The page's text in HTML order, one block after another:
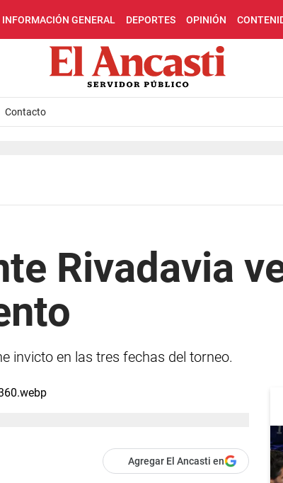
INFORMACIÓN GENERAL DEPORTES OPINIÓN
Contacto
Rivadavia
invicto en las tres fechas del torneo.
Agregar El Ancasti en